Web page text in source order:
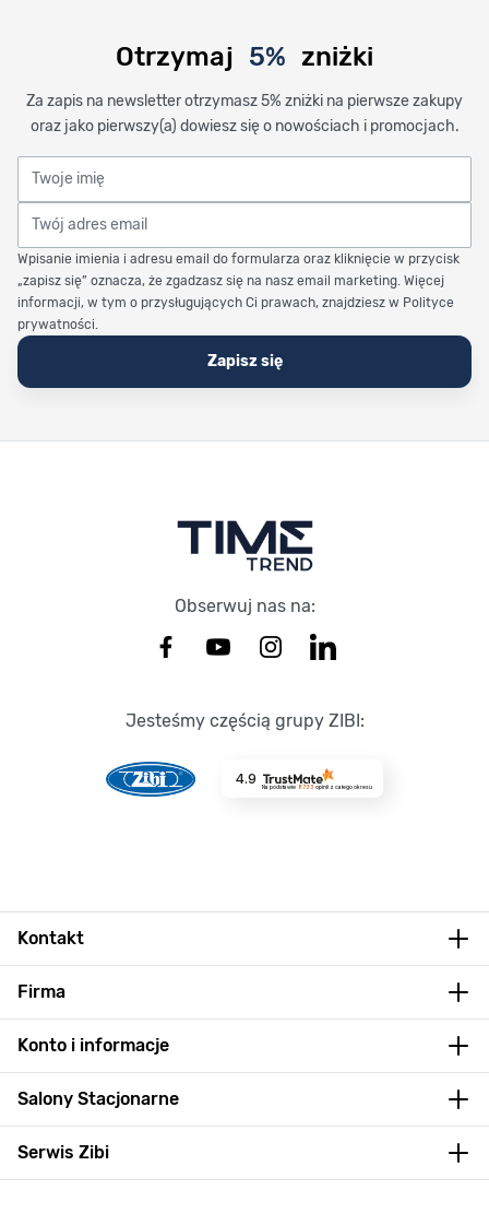
Otrzymaj 5% zniżki
Za zapis na newsletter otrzymasz 5% zniżki na pierwsze zakupy
oraz jako pierwszy(a) dowiesz się o nowościach i promocjach.
Twoje imię
Twój adres email
Wpisanie imienia i adresu email do formularza oraz kliknięcie w przycisk
„zapisz się” oznacza, że zgadzasz się na nasz email marketing. Więcej
informacji, w tym o przysługujących Ci prawach, znajdziesz w Polityce
prywatności.
Zapisz się
Obserwuj nas na:
Jesteśmy częścią grupy ZIBI:
4.9
Na podstawie 8733 opinii z całego okresu
Kontakt
Firma
Konto i informacje
Salony Stacjonarne
Serwis Zibi